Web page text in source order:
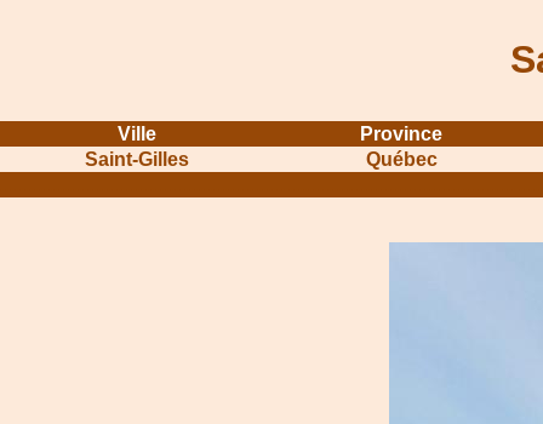
Ville
Province
Saint-Gilles
Québec